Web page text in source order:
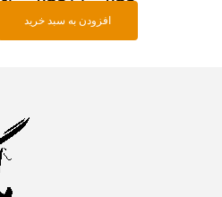
افزودن به سبد خرید